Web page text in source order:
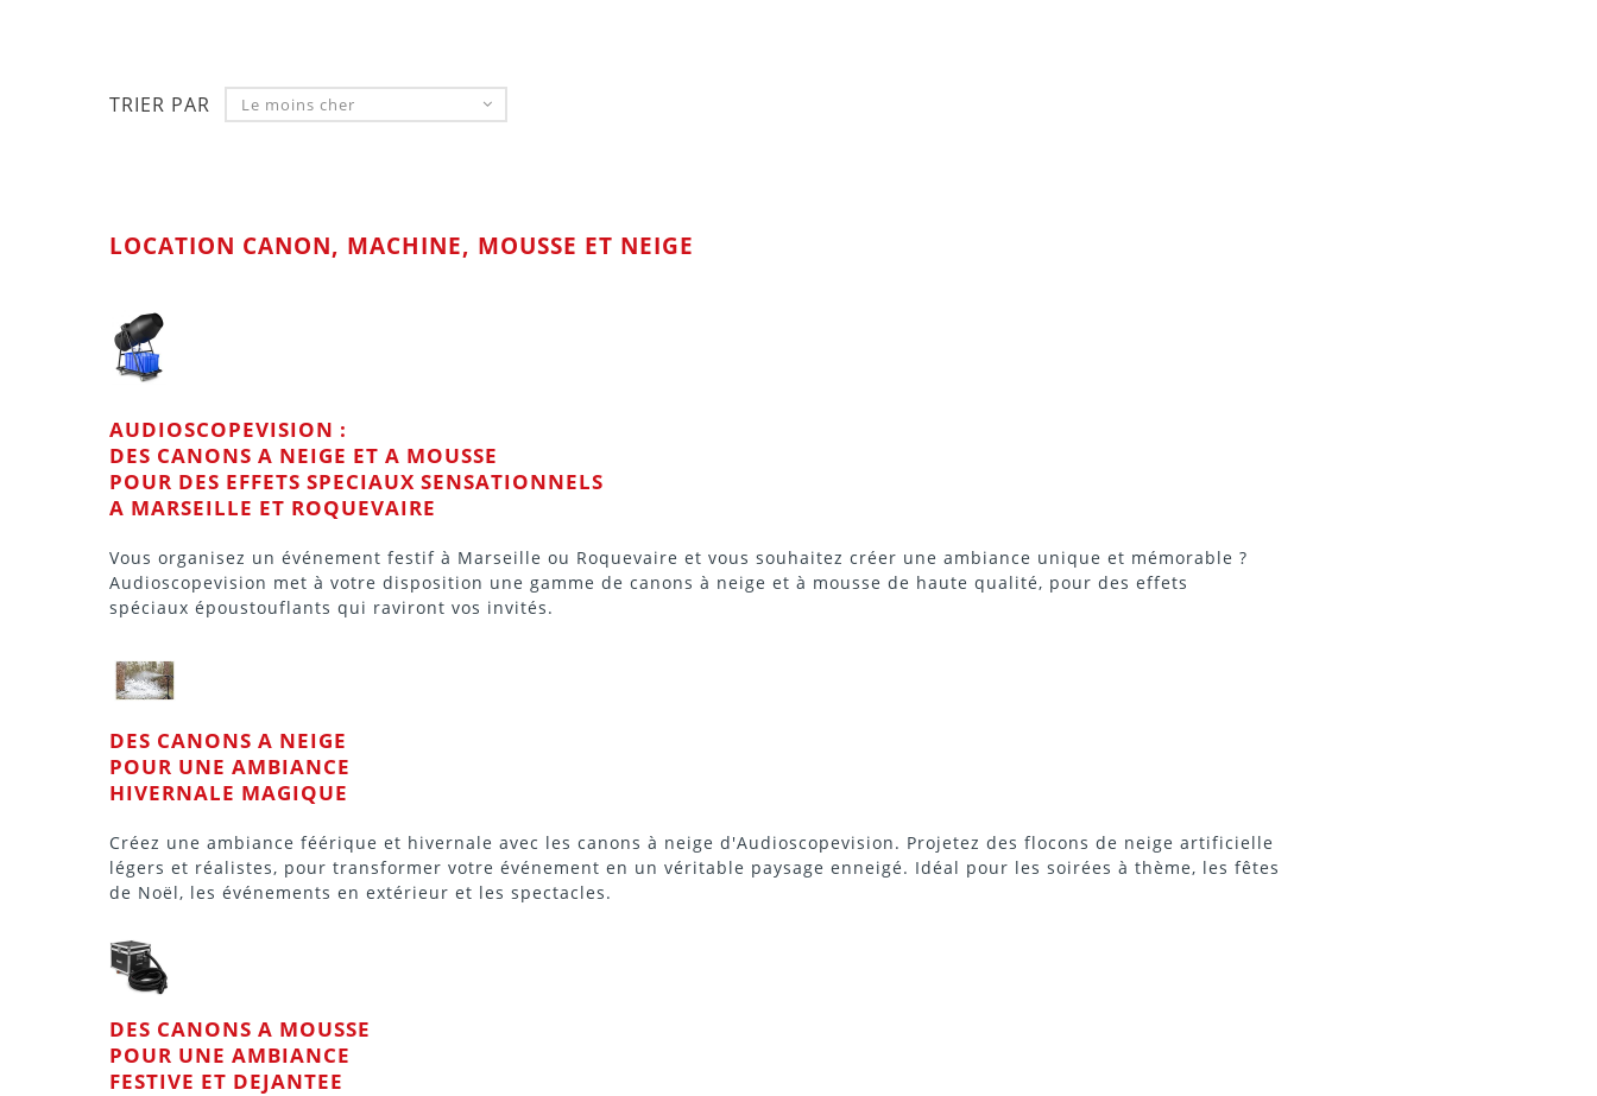
TRIER PAR Le moins cher
LOCATION CANON, MACHINE, MOUSSE ET NEIGE
AUDIOSCOPEVISION :
DES CANONS A NEIGE ET A MOUSSE
POUR DES EFFETS SPECIAUX SENSATIONNELS
A MARSEILLE ET ROQUEVAIRE
Vous organisez un événement festif à Marseille ou Roquevaire et vous souhaitez créer une ambiance unique et mémorable ?
Audioscopevision met à votre disposition une gamme de canons à neige et à mousse de haute qualité, pour des effets
spéciaux époustouflants qui raviront vos invités.
DES CANONS A NEIGE
POUR UNE AMBIANCE
HIVERNALE MAGIQUE
Créez une ambiance féérique et hivernale avec les canons à neige d'Audioscopevision. Projetez des flocons de neige artificielle
légers et réalistes, pour transformer votre événement en un véritable paysage enneigé. Idéal pour les soirées à thème, les fêtes
de Noël, les événements en extérieur et les spectacles.
DES CANONS A MOUSSE
POUR UNE AMBIANCE
FESTIVE ET DEJANTEE